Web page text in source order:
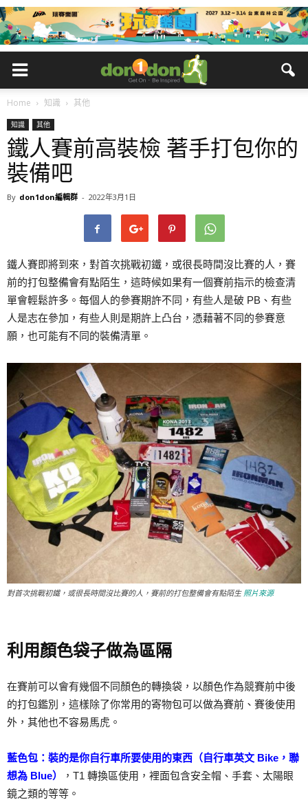
Home 知識 其他
知識 其他
鐵人賽前高裝檢 著手打包你的
裝備吧
By don1don編輯群 - 2022年3月1日
鐵人賽即將到來，對首次挑戰初鐵，或很長時間沒比賽的人，賽
前的打包整備會有點陌生，這時候如果有一個賽前指示的檢查清
單會輕鬆許多。每個人的參賽期許不同，有些人是破 PB、有些
人是志在參加，有些人則是期許上凸台，憑藉著不同的參賽意
願，也可能有不同的裝備清單。
對首次挑戰初鐵，或很長時間沒比賽的人，賽前的打包整備會有點陌生 照片來源
利用顏色袋子做為區隔
在賽前可以會有幾個不同顏色的轉換袋，以顏色作為競賽前中後
的打包鑑別，這樣除了你常用的寄物包可以做為賽前、賽後使用
外，其他也不容易馬虎。
藍色包：裝的是你自行車所要使用的東西（自行車英文 Bike，聯
想為 Blue）
，T1 轉換區使用，裡面包含安全帽、手套、太陽眼
鏡之類的等等。